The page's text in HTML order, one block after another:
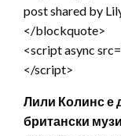
post shared by
</blockquote>
<script async
</script>
Лили Колинс е
британски